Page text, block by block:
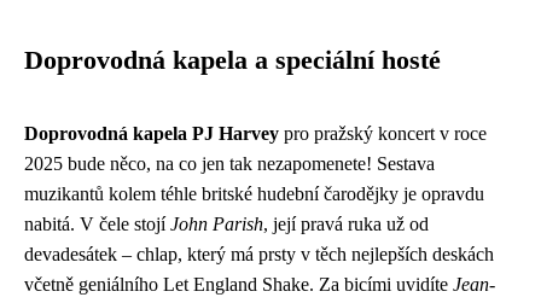
Doprovodná kapela a speciální hosté
Doprovodná kapela PJ Harvey pro pražský koncert v roce
2025 bude něco, na co jen tak nezapomenete! Sestava
muzikantů kolem téhle britské hudební čarodějky je opravdu
nabitá. V čele stojíJohn Parish, její pravá ruka už od
devadesátek – chlap, který má prsty v těch nejlepších deskách
včetně geniálního Let England Shake. Za bicími uvidíte Jean-